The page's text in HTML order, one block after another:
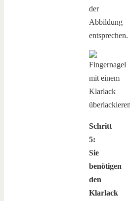
der
Abbildung
entsprechen.
Schritt
5:
Sie
benötigen
den
Klarlack